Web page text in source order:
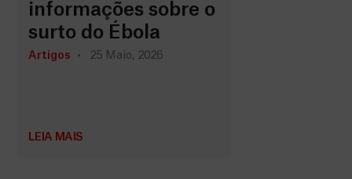
informações sobre o
surto do Ébola
Artigos 25 Maio, 2026
LEIA MAIS